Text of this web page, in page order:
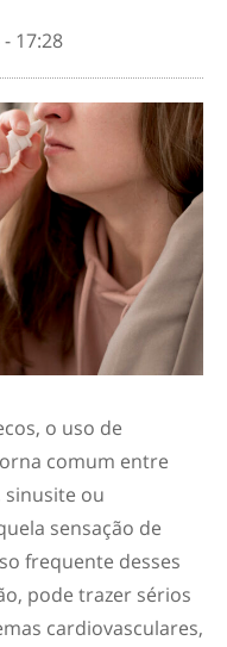
17:28
o uso de
comum entre
sinusite ou
sensação de
frequente desses
pode trazer sérios
cardiovasculares,